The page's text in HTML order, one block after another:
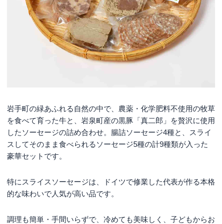
岩手町の緑あふれる自然の中で、農薬・化学肥料不使用の牧草
を食べて育った牛と、岩泉町産の黒豚「真二郎」を贅沢に使用
したソーセージの詰め合わせ。腸詰ソーセージ4種と、スライ
スしてそのまま食べられるソーセージ5種の計9種類が入った
豪華セットです。
特にスライスソーセージは、ドイツで修業した代表が作る本格
的な味わいで人気が高い品です。
調理も簡単・手間いらずで、冷めても美味しく、子どもからお